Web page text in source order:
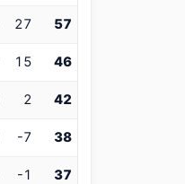
27 57
15 46
2 42
-7 38
-1 37